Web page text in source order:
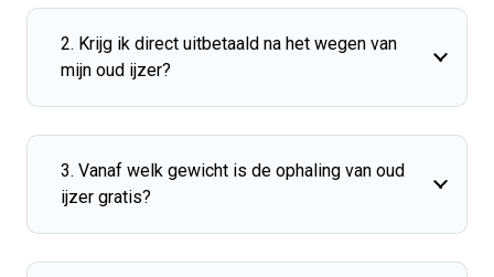
2. Krijg ik direct uitbetaald na het wegen van
mijn oud ijzer?
3. Vanaf welk gewicht is de ophaling van oud
ijzer gratis?